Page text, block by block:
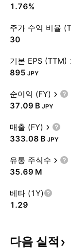
1.76%
주가 수익 비율
30
기본 EPS (TTM)
895 JPY
순이익 (FY)
‪37.09 B‬ JPY
매출 (FY)
‪333.08 B‬ JPY
유통 주식수
‪35.69 M‬
베타 (1Y)
1.29
다음 실적